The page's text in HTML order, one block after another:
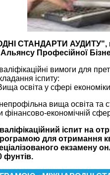
СТАНДАРТИ АУДИТУ",
Професійної
вимоги для
іспиту:
освіта у сфері
вища освіта та
фінансово-економічній
іспит на
для отримання
екзамену
фунтів.